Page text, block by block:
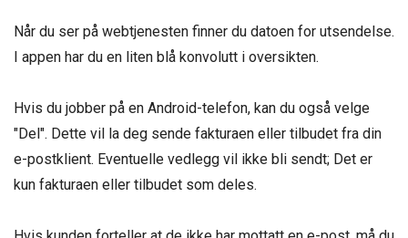
Når du ser på webtjenesten finner du datoen for utsendelse.
I appen har du en liten blå konvolutt i oversikten.
Hvis du jobber på en Android-telefon, kan du også velge
"Del". Dette vil la deg sende fakturaen eller tilbudet fra din
e-postklient. Eventuelle vedlegg vil ikke bli sendt; Det er
kun fakturaen eller tilbudet som deles.